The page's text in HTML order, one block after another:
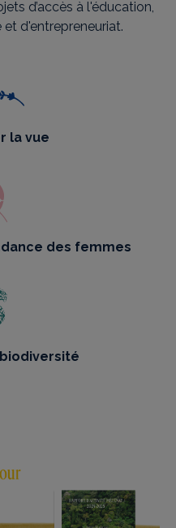
d’accès à l'éducation,
d'entrepreneuriat.
la vue
des femmes